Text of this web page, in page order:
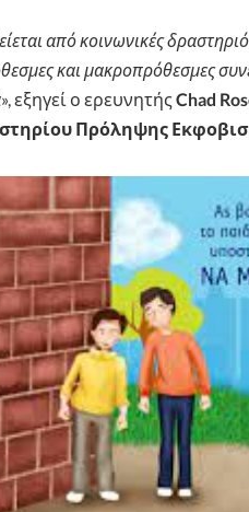
από κοινωνικές
και μακροπρόθεσμες
», εξηγεί ο ερευνητήςChad
Πρόληψης